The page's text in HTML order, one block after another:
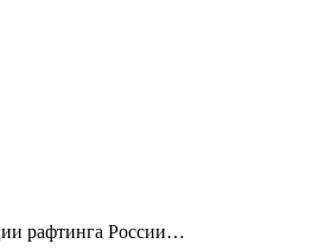
рафтинга России…